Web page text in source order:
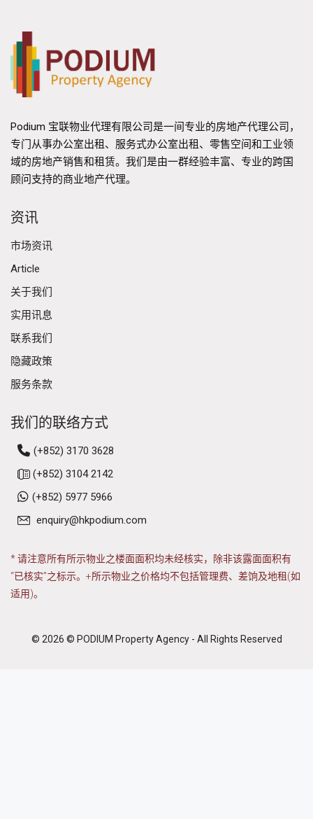
Podium 宝联物业代理有限公司是一间专业的房地产代理公司，
专门从事办公室出租、服务式办公室出租、零售空间和工业领
域的房地产销售和租赁。我们是由一群经验丰富、专业的跨国
顾问支持的商业地产代理。
资讯
市场资讯
Article
关于我们
实用讯息
联系我们
隐藏政策
服务条款
我们的联络方式
(+852) 3170 3628
(+852) 3104 2142
(+852) 5977 5966
enquiry@hkpodium.com
* 请注意所有所示物业之楼面面积均未经核实，除非该露面面积有
“已核实”之标示。+所示物业之价格均不包括管理费、差饷及地租(如
适用)。
© 2026 © PODIUM Property Agency - All Rights Reserved